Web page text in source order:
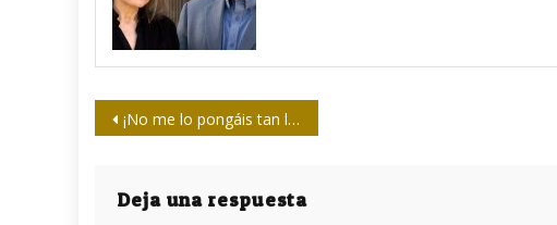
Navegación
entradas
¡No me lo pongáis tan lejos!
Deja una respuesta